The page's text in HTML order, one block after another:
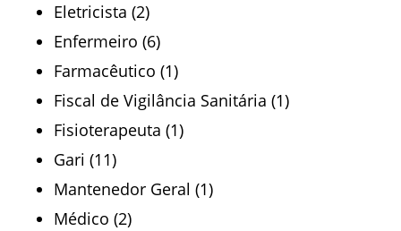
Eletricista (2)
Enfermeiro (6)
Farmacêutico (1)
Fiscal de Vigilância Sanitária (1)
Fisioterapeuta (1)
Gari (11)
Mantenedor Geral (1)
Médico (2)